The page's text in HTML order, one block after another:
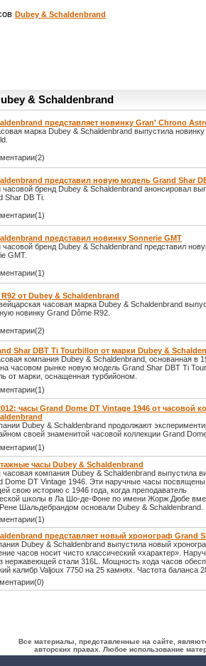
Dubey & Schaldenbrand
& Schaldenbrand
представляет новинку Gran' Chrono
марка Dubey & Schaldenbrand выпустила
представил новую модель Grand Shar
бренд Dubey & Schaldenbrand анонсировал
Shar DB Ti.
представил новинку Sonnerie GMT
бренд Dubey & Schaldenbrand представил
GMT.
от Dubey & Schaldenbrand
часовая марка Dubey & Schaldenbrand
новинку Grand Dôme R92.
Shar DBT Ti Tourbillon от марки Dubey &
компания Dubey & Schaldenbrand, основанная в
часовом рынке новую модель Grand Shar DBT Ti
от марки, оснащенная турбийоном.
часы Grand Dome DT Vintage 1946 от часовой
Dubey & Schaldenbrand продолжают
своей знаменитой часовой коллекции Grand
часы Dubey & Schaldenbrand
часовая компания Dubey & Schaldenbrand выпустила
Dome DT Vintage 1946. Эти наручные часы
свою историю с 1946 года, когда преподаватель
школы в Ла Шо-де-Фоне по имени Жорж Дюбе
Шальдебрандом основали Dubey & Schaldenbrand.
представляет новый хронограф Grand
Dubey & Schaldenbrand выпустила новый
часов носит чисто классический «характер».
нержавеющей стали 316L. Мощность хода часов
калибр Valjoux 7750 на 25 камнях. Частота баланса
Все материалы, представленные на сайте,
авторских правах. Любое использование